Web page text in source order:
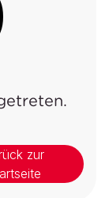
zur